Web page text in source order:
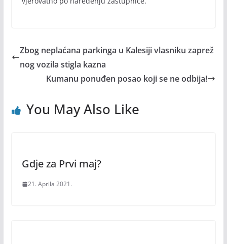
Zbog neplaćana parkinga u Kalesiji vlasniku zaprež
nog vozila stigla kazna
Kumanu ponuđen posao koji se ne odbija!
You May Also Like
Gdje za Prvi maj?
21. Aprila 2021.